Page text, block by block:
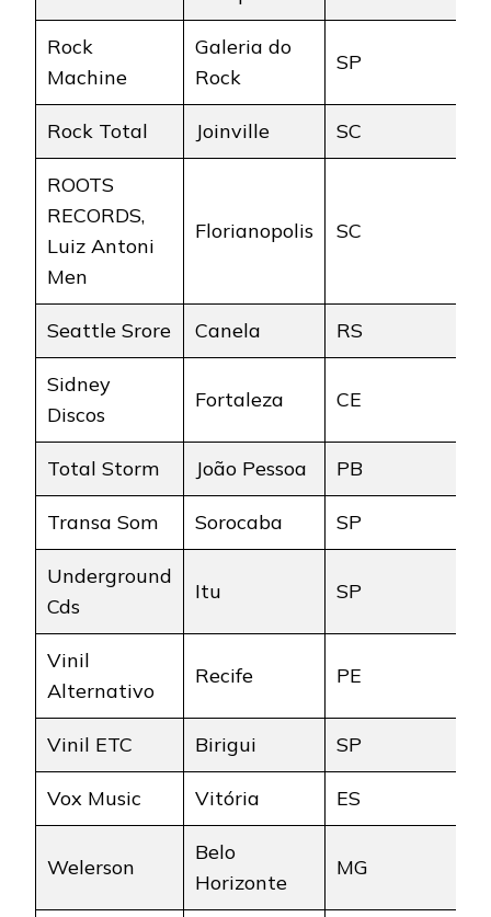
Rock
Machine
Galeria do
Rock
SP
Rock Total Joinville SC
ROOTS
RECORDS,
Luiz Antoni
Men
Florianopolis SC
Seattle Srore Canela RS
Sidney
Discos
Fortaleza CE
Total Storm João Pessoa PB
Transa Som Sorocaba SP
Underground
Cds
Itu SP
Vinil
Alternativo
Recife PE
Vinil ETC Birigui SP
Vox Music Vitória ES
Welerson
Belo
Horizonte
MG